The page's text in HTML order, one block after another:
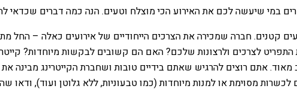
במי שיעשה לכם את האירוע הכי מוצלח וטעים. הנה כמה דברים שכדאי
קטנים. חברה שמכירה את הצרכים הייחודיים של אירועים כאלה – החל
לצרכים ולרצונות שלכם? האם הם קשובים לבקשות מיוחדות?
אתם רוצים להרגיש שאתם בידיים טובות ושחברת הקייטרינג מבינה
מסוימת או למנות מיוחדות (כמו טבעוניות, ללא גלוטן ועוד), ודאו